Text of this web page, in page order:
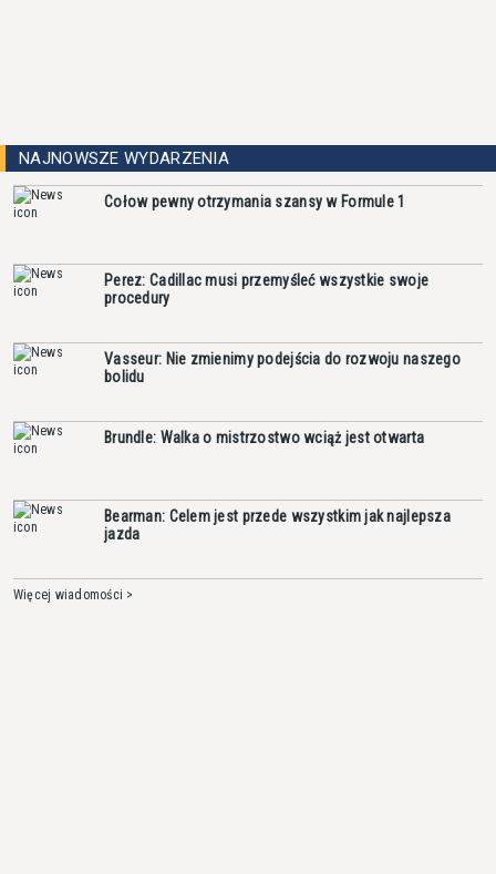
NAJNOWSZE WYDARZENIA
Cołow pewny otrzymania szansy w Formule 1
Perez: Cadillac musi przemyśleć wszystkie swoje
procedury
Vasseur: Nie zmienimy podejścia do rozwoju naszego
bolidu
Brundle: Walka o mistrzostwo wciąż jest otwarta
Bearman: Celem jest przede wszystkim jak najlepsza
jazda
Więcej wiadomości >